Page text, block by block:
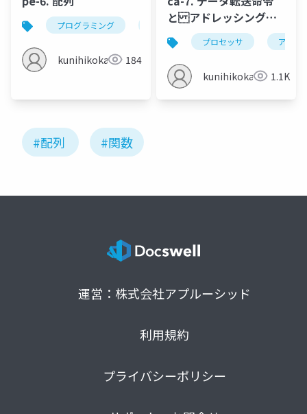
プログラミング pascal 配列 array
kunihikokaneko184
と アドレッシングモ
ード
プロセッサ アセン
kunihikokaneko1.1K
#配列 #関数
運営：株式会社アプルーシッド
利用規約
プライバシーポリシー